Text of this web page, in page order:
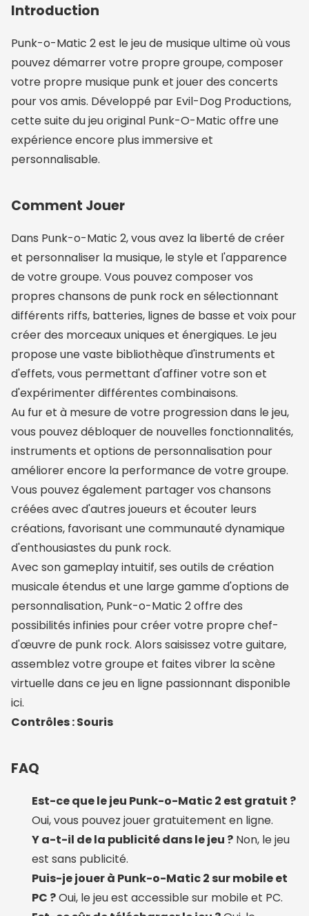
Introduction
Punk-o-Matic 2 est le jeu de musique ultime où vous
pouvez démarrer votre propre groupe, composer
votre propre musique punk et jouer des concerts
pour vos amis. Développé par Evil-Dog Productions,
cette suite du jeu original Punk-O-Matic offre une
expérience encore plus immersive et
personnalisable.
Comment Jouer
Dans Punk-o-Matic 2, vous avez la liberté de créer
et personnaliser la musique, le style et l'apparence
de votre groupe. Vous pouvez composer vos
propres chansons de punk rock en sélectionnant
différents riffs, batteries, lignes de basse et voix pour
créer des morceaux uniques et énergiques. Le jeu
propose une vaste bibliothèque d'instruments et
d'effets, vous permettant d'affiner votre son et
d'expérimenter différentes combinaisons.
Au fur et à mesure de votre progression dans le jeu,
vous pouvez débloquer de nouvelles fonctionnalités,
instruments et options de personnalisation pour
améliorer encore la performance de votre groupe.
Vous pouvez également partager vos chansons
créées avec d'autres joueurs et écouter leurs
créations, favorisant une communauté dynamique
d'enthousiastes du punk rock.
Avec son gameplay intuitif, ses outils de création
musicale étendus et une large gamme d'options de
personnalisation, Punk-o-Matic 2 offre des
possibilités infinies pour créer votre propre chef-
d'œuvre de punk rock. Alors saisissez votre guitare,
assemblez votre groupe et faites vibrer la scène
virtuelle dans ce jeu en ligne passionnant disponible
ici.
Contrôles : Souris
FAQ
Est-ce que le jeu Punk-o-Matic 2 est gratuit ?
Oui, vous pouvez jouer gratuitement en ligne.
Y a-t-il de la publicité dans le jeu ? Non, le jeu
est sans publicité.
Puis-je jouer à Punk-o-Matic 2 sur mobile et
PC ?Oui, le jeu est accessible sur mobile et PC.